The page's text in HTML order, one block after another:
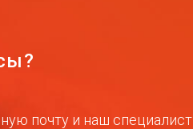
почту и наш специалист